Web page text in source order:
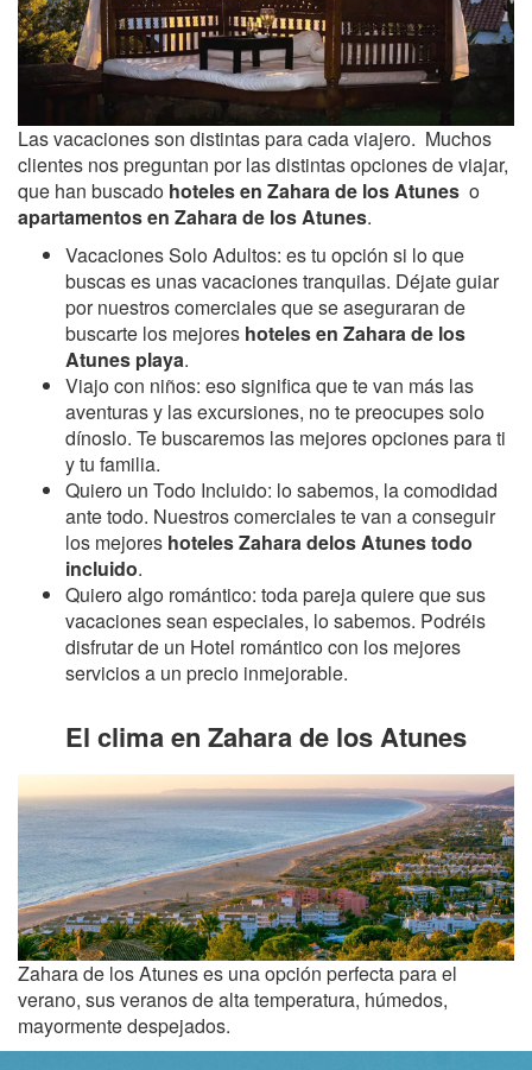
Las vacaciones son distintas para cada viajero. Muchos
clientes nos preguntan por las distintas opciones de viajar,
que han buscado hoteles en Zahara de los Atunes o
apartamentos en Zahara de los Atunes.
Vacaciones Solo Adultos: es tu opción si lo que
buscas es unas vacaciones tranquilas. Déjate guiar
por nuestros comerciales que se aseguraran de
buscarte los mejores hoteles en Zahara de los
Atunes playa.
Viajo con niños: eso significa que te van más las
aventuras y las excursiones, no te preocupes solo
dínoslo. Te buscaremos las mejores opciones para ti
y tu familia.
Quiero un Todo Incluido: lo sabemos, la comodidad
ante todo. Nuestros comerciales te van a conseguir
los mejores hoteles Zahara delos Atunes todo
incluido.
Quiero algo romántico: toda pareja quiere que sus
vacaciones sean especiales, lo sabemos. Podréis
disfrutar de un Hotel romántico con los mejores
servicios a un precio inmejorable.
El clima en Zahara de los Atunes
Zahara de los Atunes es una opción perfecta para el
verano, sus veranos de alta temperatura, húmedos,
mayormente despejados.